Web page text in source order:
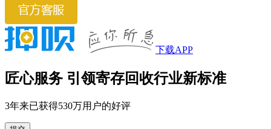
下载APP
匠心服务 引领寄存回收行业新标准
3年来已获得530万用户的好评